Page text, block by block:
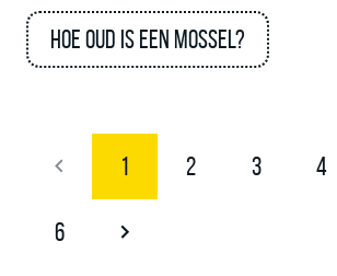
Hoe oud is een mossel?
1 2 3 4
6